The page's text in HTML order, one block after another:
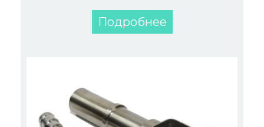
Подробнее